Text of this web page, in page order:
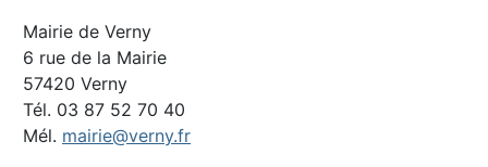
Mairie de Verny
6 rue de la Mairie
57420 Verny
Tél. 03 87 52 70 40
Mél. mairie@verny.fr